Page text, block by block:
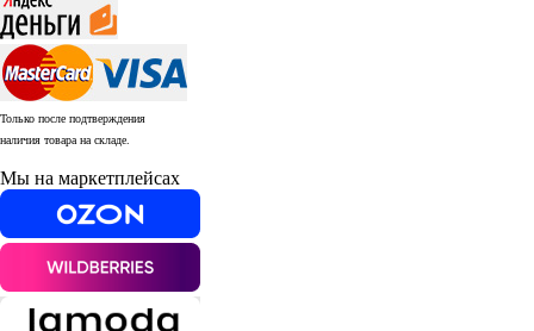
Только после подтверждения
наличия товара на складе.
Мы на маркетплейсах